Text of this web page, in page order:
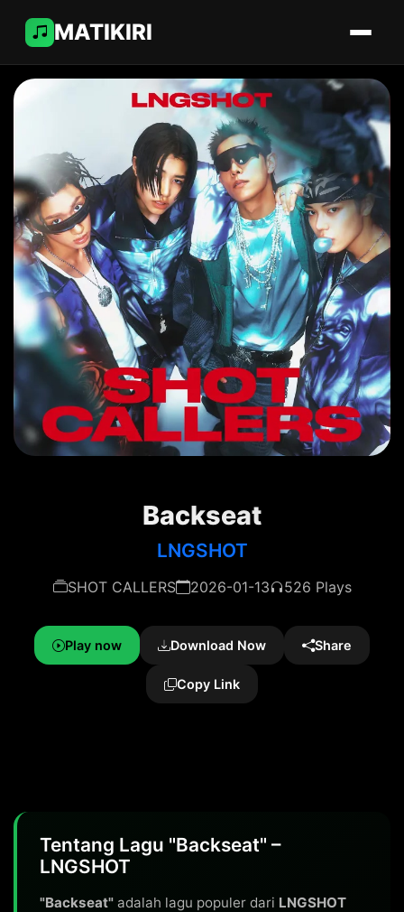
MATIKIRI
Backseat
LNGSHOT
SHOT CALLERS 2026-01-13 526 Plays
Play now Download Now Share
Copy Link
Tentang Lagu "Backseat" –
LNGSHOT
"Backseat" adalah lagu populer dari LNGSHOT